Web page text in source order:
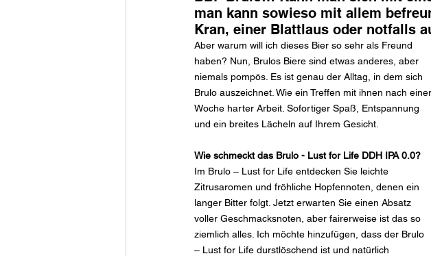
man kann sowieso mit allem
Kran, einer Blattlaus oder notfalls
Aber warum will ich dieses Bier so sehr als Freund
haben? Nun, Brulos Biere sind etwas anderes, aber
niemals pompös. Es ist genau der Alltag, in dem sich
Brulo auszeichnet. Wie ein Treffen mit ihnen nach einer
Woche harter Arbeit. Sofortiger Spaß, Entspannung
und ein breites Lächeln auf Ihrem Gesicht.
Wie schmeckt das Brulo - Lust for Life DDH IPA 0.0?
Im Brulo – Lust for Life entdecken Sie leichte
Zitrusaromen und fröhliche Hopfennoten, denen ein
langer Bitter folgt. Jetzt erwarten Sie einen Absatz
voller Geschmacksnoten, aber fairerweise ist das so
ziemlich alles. Ich möchte hinzufügen, dass der Brulo
– Lust for Life durstlöschend ist und natürlich